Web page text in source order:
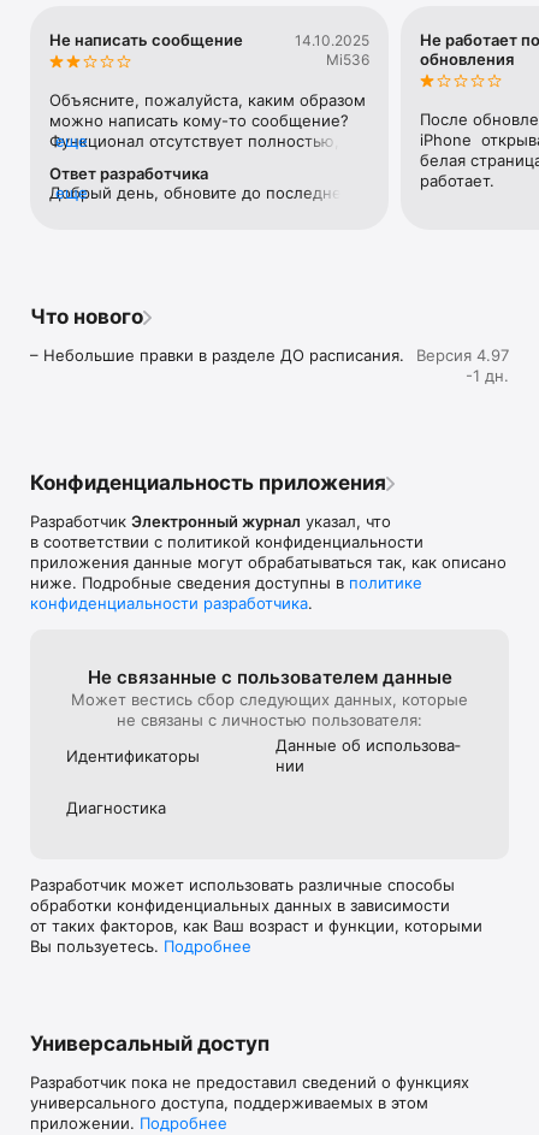
Не написать сообщение
14.10.2025
Mi536
Объясните, пожалуйста, каким образом
можно написать кому-то сообщение?
Функционал отсутствует полностью,
отправленных.
еще
Ответ разработчика
Добрый день, обновите до последней
еще
Не работает
обновления
После
iPhone
белая
работает.
Что нового
– Небольшие правки в разделе ДО расписания.
Версия 4.97
-1 дн.
Конфиденциальность приложения
Разработчик Электронный журнал указал, что
в соответствии с политикой конфиденциальности
приложения данные могут обрабатываться так, как описано
ниже. Подробные сведения доступны в политике
конфиденциальности разработчика.
Не связанные с пользова­телем данные
Может вестись сбор следующих данных, которые
не связаны с личностью пользователя:
Идентифика­торы
Данные об использова­
нии
Диагностика
Разработчик может использовать различные способы
обработки конфиденциальных данных в зависимости
от таких факторов, как Ваш возраст и функции, которыми
Вы пользуетесь. Подробнее
Универсальный доступ
Разработчик пока не предоставил сведений о функциях
универсального доступа, поддерживаемых в этом
приложении. Подробнее